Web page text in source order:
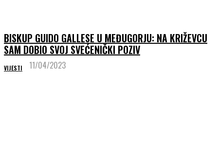
BISKUP GUIDO GALLESE U MEĐUGORJU: NA KRIŽEVCU
SAM DOBIO SVOJ SVEĆENIČKI POZIV
VIJESTI 11/04/2023